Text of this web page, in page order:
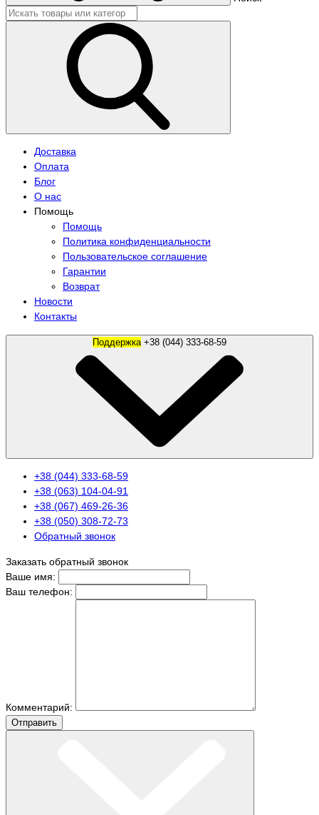
Доставка
Оплата
Блог
О нас
Помощь
Помощь
Политика конфиденциальности
Пользовательское соглашение
Гарантии
Возврат
Новости
Контакты
Поддержка
+38 (044) 333-68-59
+38 (063) 104-04-91
+38 (067) 469-26-36
+38 (050) 308-72-73
Обратный звонок
Заказать обратный звонок
Ваше имя:
Ваш телефон:
Комментарий:
Отправить